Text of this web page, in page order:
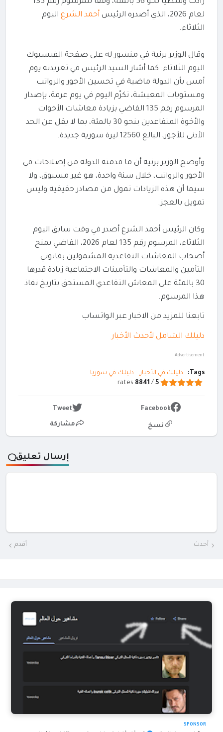
زادت وسطياً نحو ‌‏‌‏56 بالمئة، وفقاً للمرسوم رقم 135
لعام 2026، الذي أصدره الرئيس
أحمد ‌‏الشرع اليوم
الثلاثاء‎.‎
وقال الوزير برنية في منشور له على صفحة الفيسبوك
اليوم الثلاثاء: كما ‌‏أشار السيد الرئيس في تغريدته يوم
أمس بأن الدولة ماضية في تحسين ‌‏الأجور والرواتب
ومستويات المعيشة، تكرّم اليوم في يوم عرفة، بإصدار
المرسوم ‌‏رقم 135 القاضي بزيادة معاشات الأخوات
والأخوة المتقاعدين بنحو 30 ‌‏بالمئة، بما لا يقل عن الحد
الأدنى للأجور، البالغ 12560 ليرة سورية ‌‏جديدة.‏
وأوضح الوزير برنية أن ما قدمته الدولة من إصلاحات في
الأجور ‌‏والرواتب، خلال سنة واحدة، هو غير مسبوق، ولا
سيما أن هذه الزيادات ‌‏تمول من مصادر حقيقية وليس
تمويل بالعجز‎.‎
وكان الرئيس أحمد الشرع أصدر في وقت سابق اليوم
الثلاثاء، المرسوم رقم ‌‏‌‏135 لعام 2026، القاضي بمنح
أصحاب المعاشات التقاعدية المشمولين ‌‏بقانوني
التأمين والمعاشات والتأمينات الاجتماعية زيادة قدرها
30 بالمئة ‌‏على المعاش التقاعدي المستحق بتاريخ نفاذ
هذا المرسوم‎.‎
تابعنا للمزيد من الاخبار عبر الواتساب
دليلك الشامل لأحدث الأخبار
Advertisement
Tags: دليلك في الأخبار
دليلك في سوريا
5
/
8841
Facebook
Tweet
نسخ مشاركة
إرسال تعليق
أحدث أقدم
SPONSOR